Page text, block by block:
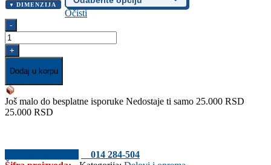
DIMENZIJA
Očisti
Ek-
ventil
-
KUGLA
Četvrtasti
količina
-
+
Dodaj u korpu
Još malo do besplatne isporuke Nedostaje ti samo 25.000 RSD
25.000 RSD
014 284-504